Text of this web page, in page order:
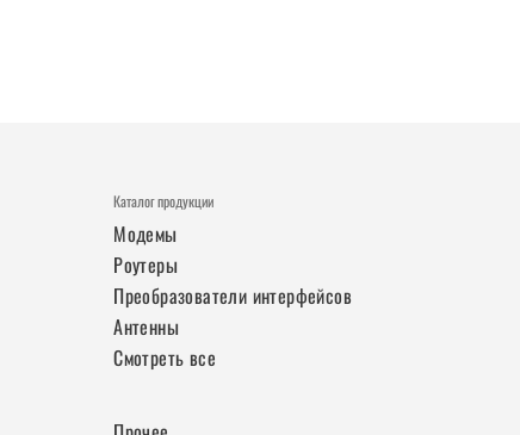
Каталог продукции
Модемы
Роутеры
Преобразователи интерфейсов
Антенны
Смотреть все